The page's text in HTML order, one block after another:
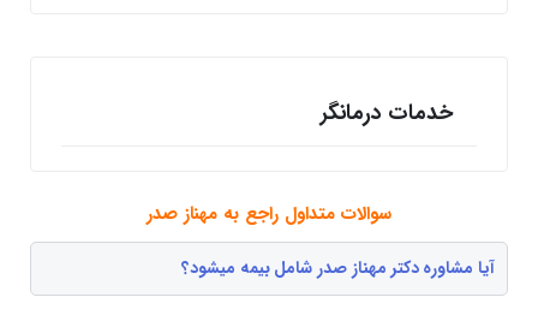
خدمات درمانگر
سوالات متداول راجع به مهناز صدر
آیا مشاوره دکتر مهناز صدر شامل بیمه میشود؟